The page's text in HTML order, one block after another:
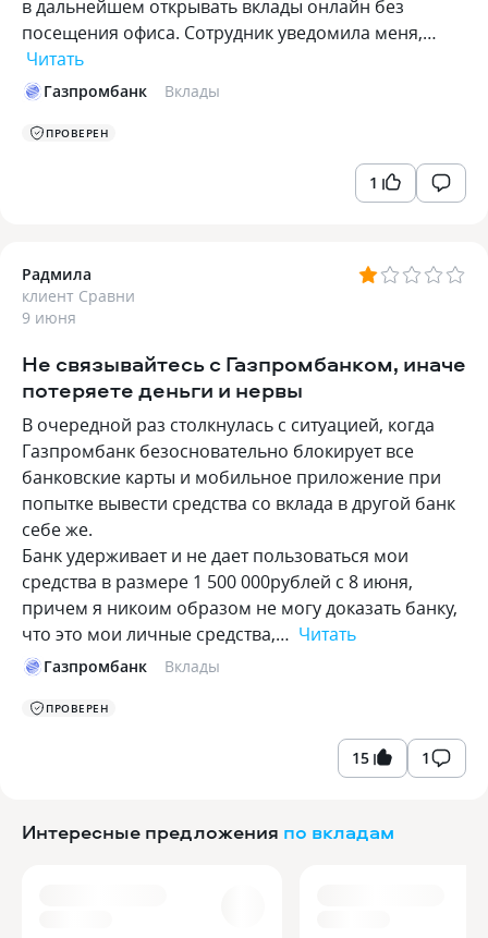
в дальнейшем открывать вклады онлайн без
посещения офиса. Сотрудник уведомила меня,…
Читать
Газпромбанк Вклады
ПРОВЕРЕН
1
Радмила
клиент Сравни
9 июня
Не связывайтесь с Газпромбанком, иначе
потеряете деньги и нервы
В очередной раз столкнулась с ситуацией, когда
Газпромбанк безосновательно блокирует все
банковские карты и мобильное приложение при
попытке вывести средства со вклада в другой банк
себе же.
Банк удерживает и не дает пользоваться мои
средства в размере 1 500 000рублей с 8 июня,
причем я никоим образом не могу доказать банку,
что это мои личные средства,… Читать
Газпромбанк Вклады
ПРОВЕРЕН
15 1
Интересные предложения по вкладам